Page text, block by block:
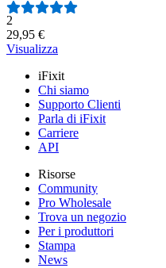
Numero di recensioni:
2
29,95 €
Visualizza
iFixit
Chi siamo
Supporto Clienti
Parla di iFixit
Carriere
API
Risorse
Community
Pro Wholesale
Trova un negozio
Per i produttori
Stampa
News